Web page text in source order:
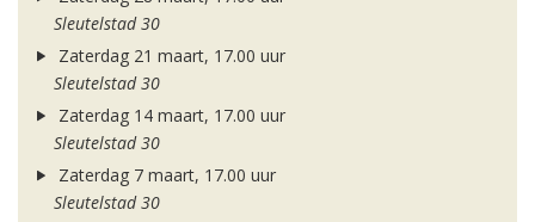
Sleutelstad 30
Zaterdag 21 maart, 17.00 uur
Sleutelstad 30
Zaterdag 14 maart, 17.00 uur
Sleutelstad 30
Zaterdag 7 maart, 17.00 uur
Sleutelstad 30